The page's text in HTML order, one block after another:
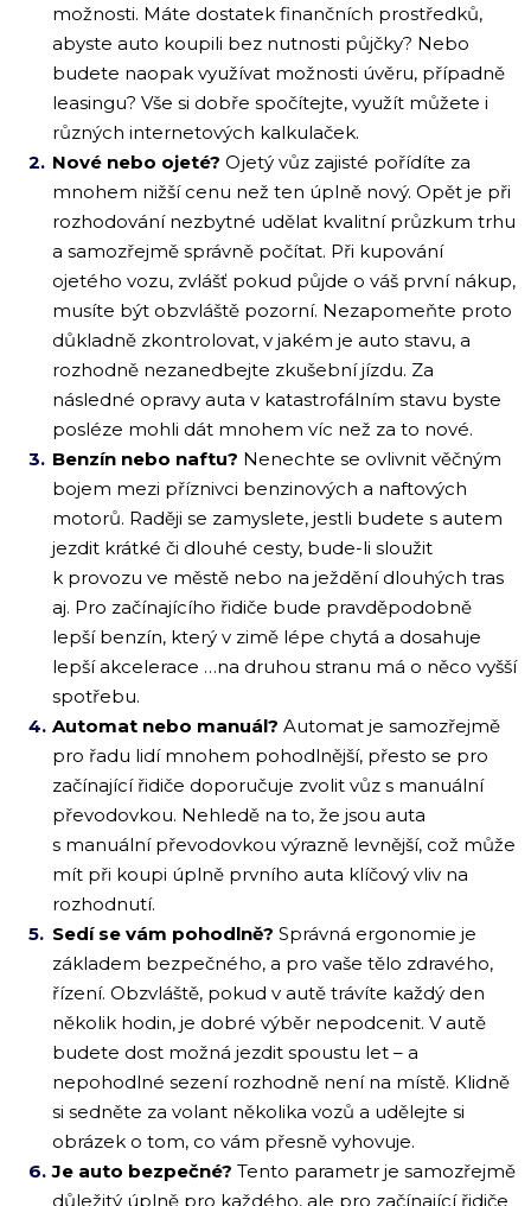
možnosti. Máte dostatek finančních prostředků,
abyste auto koupili bez nutnosti půjčky? Nebo
budete naopak využívat možnosti úvěru, případně
leasingu? Vše si dobře spočítejte, využít můžete i
různých internetových kalkulaček.
Nové nebo ojeté? Ojetý vůz zajisté pořídíte za
mnohem nižší cenu než ten úplně nový. Opět je při
rozhodování nezbytné udělat kvalitní průzkum trhu
a samozřejmě správně počítat. Při kupování
ojetého vozu, zvlášť pokud půjde o váš první nákup,
musíte být obzvláště pozorní. Nezapomeňte proto
důkladně zkontrolovat, v jakém je auto stavu, a
rozhodně nezanedbejte zkušební jízdu. Za
následné opravy auta v katastrofálním stavu byste
posléze mohli dát mnohem víc než za to nové.
Benzín nebo naftu? Nenechte se ovlivnit věčným
bojem mezi příznivci benzinových a naftových
motorů. Raději se zamyslete, jestli budete s autem
jezdit krátké či dlouhé cesty, bude-li sloužit
k provozu ve městě nebo na ježdění dlouhých tras
aj. Pro začínajícího řidiče bude pravděpodobně
lepší benzín, který v zimě lépe chytá a dosahuje
lepší akcelerace …na druhou stranu má o něco vyšší
spotřebu.
Automat nebo manuál? Automat je samozřejmě
pro řadu lidí mnohem pohodlnější, přesto se pro
začínající řidiče doporučuje zvolit vůz s manuální
převodovkou. Nehledě na to, že jsou auta
s manuální převodovkou výrazně levnější, což může
mít při koupi úplně prvního auta klíčový vliv na
rozhodnutí.
Sedí se vám pohodlně? Správná ergonomie je
základem bezpečného, a pro vaše tělo zdravého,
řízení. Obzvláště, pokud v autě trávíte každý den
několik hodin, je dobré výběr nepodcenit. V autě
budete dost možná jezdit spoustu let – a
nepohodlné sezení rozhodně není na místě. Klidně
si sedněte za volant několika vozů a udělejte si
obrázek o tom, co vám přesně vyhovuje.
Je auto bezpečné? Tento parametr je samozřejmě
důležitý úplně pro každého, ale pro začínající řidiče